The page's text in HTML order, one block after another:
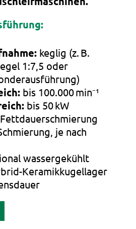
keglig (z. B.
1:7,5 oder
bis 100.000 min⁻¹
bis 50 kW
Fettdauerschmierung
je nach
wassergekühlt
Keramikkugellager